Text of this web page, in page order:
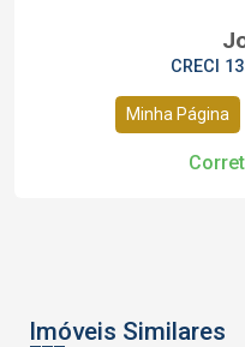
CRECI
Minha Página
Imóveis Similares